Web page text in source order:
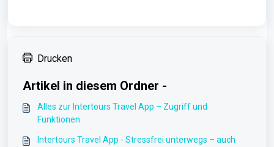
Drucken
Artikel in diesem Ordner -
Alles zur Intertours Travel App – Zugriff und
Funktionen
Intertours Travel App - Stressfrei unterwegs – auch